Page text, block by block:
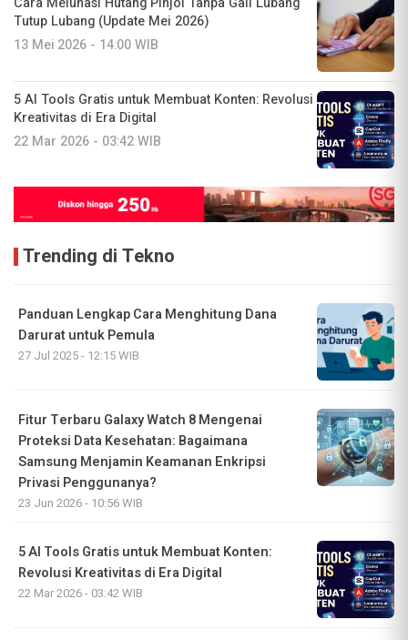
Tutup Lubang (Update Mei 2026)
13 Mei 2026 - 14:00 WIB
5 AI Tools Gratis untuk Membuat Konten: Revolusi
Kreativitas di Era Digital
22 Mar 2026 - 03:42 WIB
Trending di Tekno
Panduan Lengkap Cara Menghitung Dana
Darurat untuk Pemula
27 Jul 2025 - 12:15 WIB
Fitur Terbaru Galaxy Watch 8 Mengenai
Proteksi Data Kesehatan: Bagaimana
Samsung Menjamin Keamanan Enkripsi
Privasi Penggunanya?
23 Jun 2026 - 10:56 WIB
5 AI Tools Gratis untuk Membuat Konten:
Revolusi Kreativitas di Era Digital
22 Mar 2026 - 03:42 WIB